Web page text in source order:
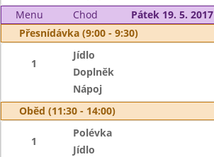
Menu
Chod
Pátek 19. 5. 2017
Přesnídávka (9:00 - 9:30)
1
Jídlo
Doplněk
Nápoj
Oběd (11:30 - 14:00)
1
Polévka
Jídlo